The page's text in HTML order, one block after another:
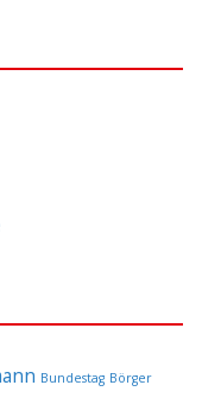
Bundestag Börger